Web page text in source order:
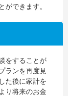
ができます。
をすることが
ランを再度見
た後に家計を
り将来のお金